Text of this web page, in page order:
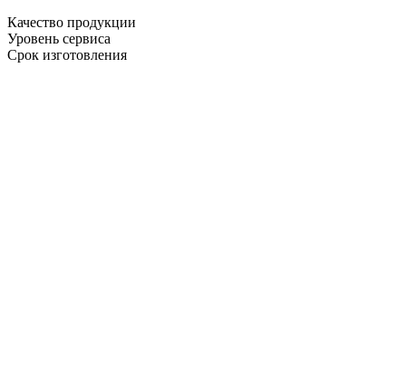
Качество продукции
Уровень сервиса
Срок изготовления